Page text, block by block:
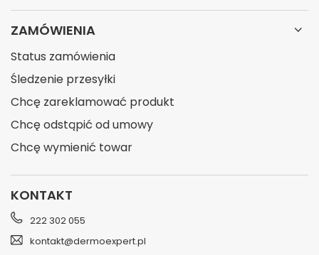
ZAMÓWIENIA
Status zamówienia
Śledzenie przesyłki
Chcę zareklamować produkt
Chcę odstąpić od umowy
Chcę wymienić towar
KONTAKT
222 302 055
kontakt@dermoexpert.pl